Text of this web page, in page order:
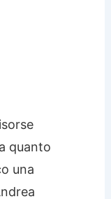
quanto
una